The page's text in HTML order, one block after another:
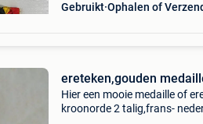
Gebruikt Ophalen of
ereteken,gouden
Hier een mooie medaille of
kroonorde 2 talig,frans-